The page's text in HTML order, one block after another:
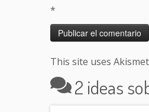
*
This site uses
2 ideas